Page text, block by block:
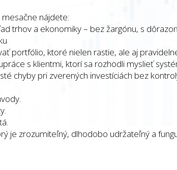
nájdete:
trhov a ekonomiky – bez žargónu, s
portfólio, ktoré nielen rastie, ale aj
s klientmi, ktorí sa rozhodli myslieť
chyby pri zverených investíciách bez
je zrozumiteľný, dlhodobo udržateľný a